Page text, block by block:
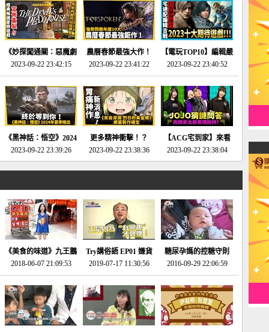
《妙探闖通關：惡魔劇
場》將推出「重製
版」!!!今年就能玩到!!-
電玩宅速配20230124
2023-09-22 23:42:15
農曆春節最強大作！
SE社全新IP開放世界
動作角色扮演遊戲！-
電玩宅速配20230123
2023-09-22 23:41:22
【電玩TOP10】編輯嚴
選2023十大期待遊戲!
第一名早就決定了，封
面圖直接雷你!-電玩宅
速配20230120
2023-09-22 23:40:52
《黑神話：悟空》2024
年夏季推出！確定不會
延期齁？-電玩宅速配
2023-09-22 23:39:26
更多精神衝擊！？
《來自深淵 烈日的黃
金鄉》續篇動畫確定
2023-09-22 23:38:36
【ACG宅到家】來看
就抽周邊！《JOJO的
奇妙冒險》問答大挑戰
年特展 feat 蕎羽 、櫻
花
2023-09-22 23:38:04
《美食的味道》九王鵝
肉
2018-06-07 21:09:53
Try講俗語 EP01 嫌貨
才是買貨人
2019-07-17 11:30:56
糖尿孕媽的控糖守則
2016-09-29 22:06:59